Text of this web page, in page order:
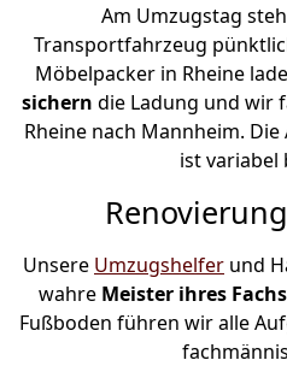
Am Umzugstag
Transportfahrzeug
Möbelpacker in Rheine
sichern die Ladung und wir
Rheine nach Mannheim.
ist variabel
Unsere Umzugshelfer und
wahre Meister ihres Fachs
Fußboden führen wir alle